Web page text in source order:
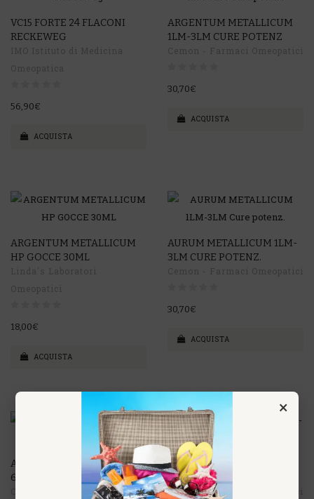
VC15 FORTE 24 FLACONI
RECKEWEG
56,90€
ACQUISTA
ARGENTUM METALLICUM
1LM-3LM CURE POTENZ
30,70€
ACQUISTA
ARGENTUM METALLICUM
HP GOCCE 30ML
18,00€
ACQUISTA
AURUM METALLICUM 1LM-
3LM CURE POTENZ.
30,70€
ACQUISTA
AURUM METALLICUM 4LM-
6LM CURE POTENZ.
Cemon - Farmaci Omeopatici
AURUM METALLICUM 6K-
MK CURE
Cemon - Farmaci Omeopatici
×